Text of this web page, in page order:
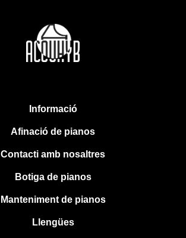
Informació
Afinació de pianos
Contacti amb nosaltres
Botiga de pianos
Manteniment de pianos
Llengües